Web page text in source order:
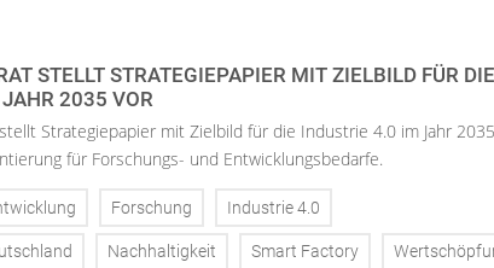
STELLT STRATEGIEPAPIER MIT ZIELBILD FÜR DIE
2035 VOR
Strategiepapier mit Zielbild für die Industrie 4.0 im Jahr
für Forschungs- und Entwicklungsbedarfe.
Forschung Industrie 4.0
Nachhaltigkeit Smart Factory